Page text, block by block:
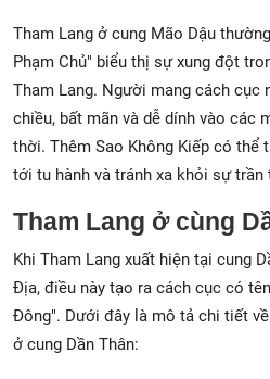
Tham Lang ở cung Mão Dậu
Phạm Chủ" biểu thị sự xung đột
Tham Lang. Người mang cách cục
chiều, bất mãn và dễ dính vào các
thời. Thêm Sao Không Kiếp có thể
tới tu hành và tránh xa khỏi sự trần
Tham Lang ở cùng
Khi Tham Lang xuất hiện tại cung
Địa, điều này tạo ra cách cục có
Đông". Dưới đây là mô tả chi tiết
ở cung Dần Thân: